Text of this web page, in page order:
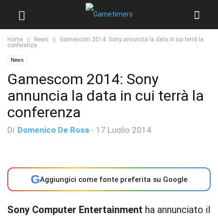
Home News
Gamescom 2014: Sony annuncia la data in cui terrà la
conferenza
News
Gamescom 2014: Sony
annuncia la data in cui terrà la
conferenza
Di Domenico De Rosa - 17 Luglio 2014
GAggiungici come fonte preferita su Google
Sony Computer Entertainment ha annunciato il